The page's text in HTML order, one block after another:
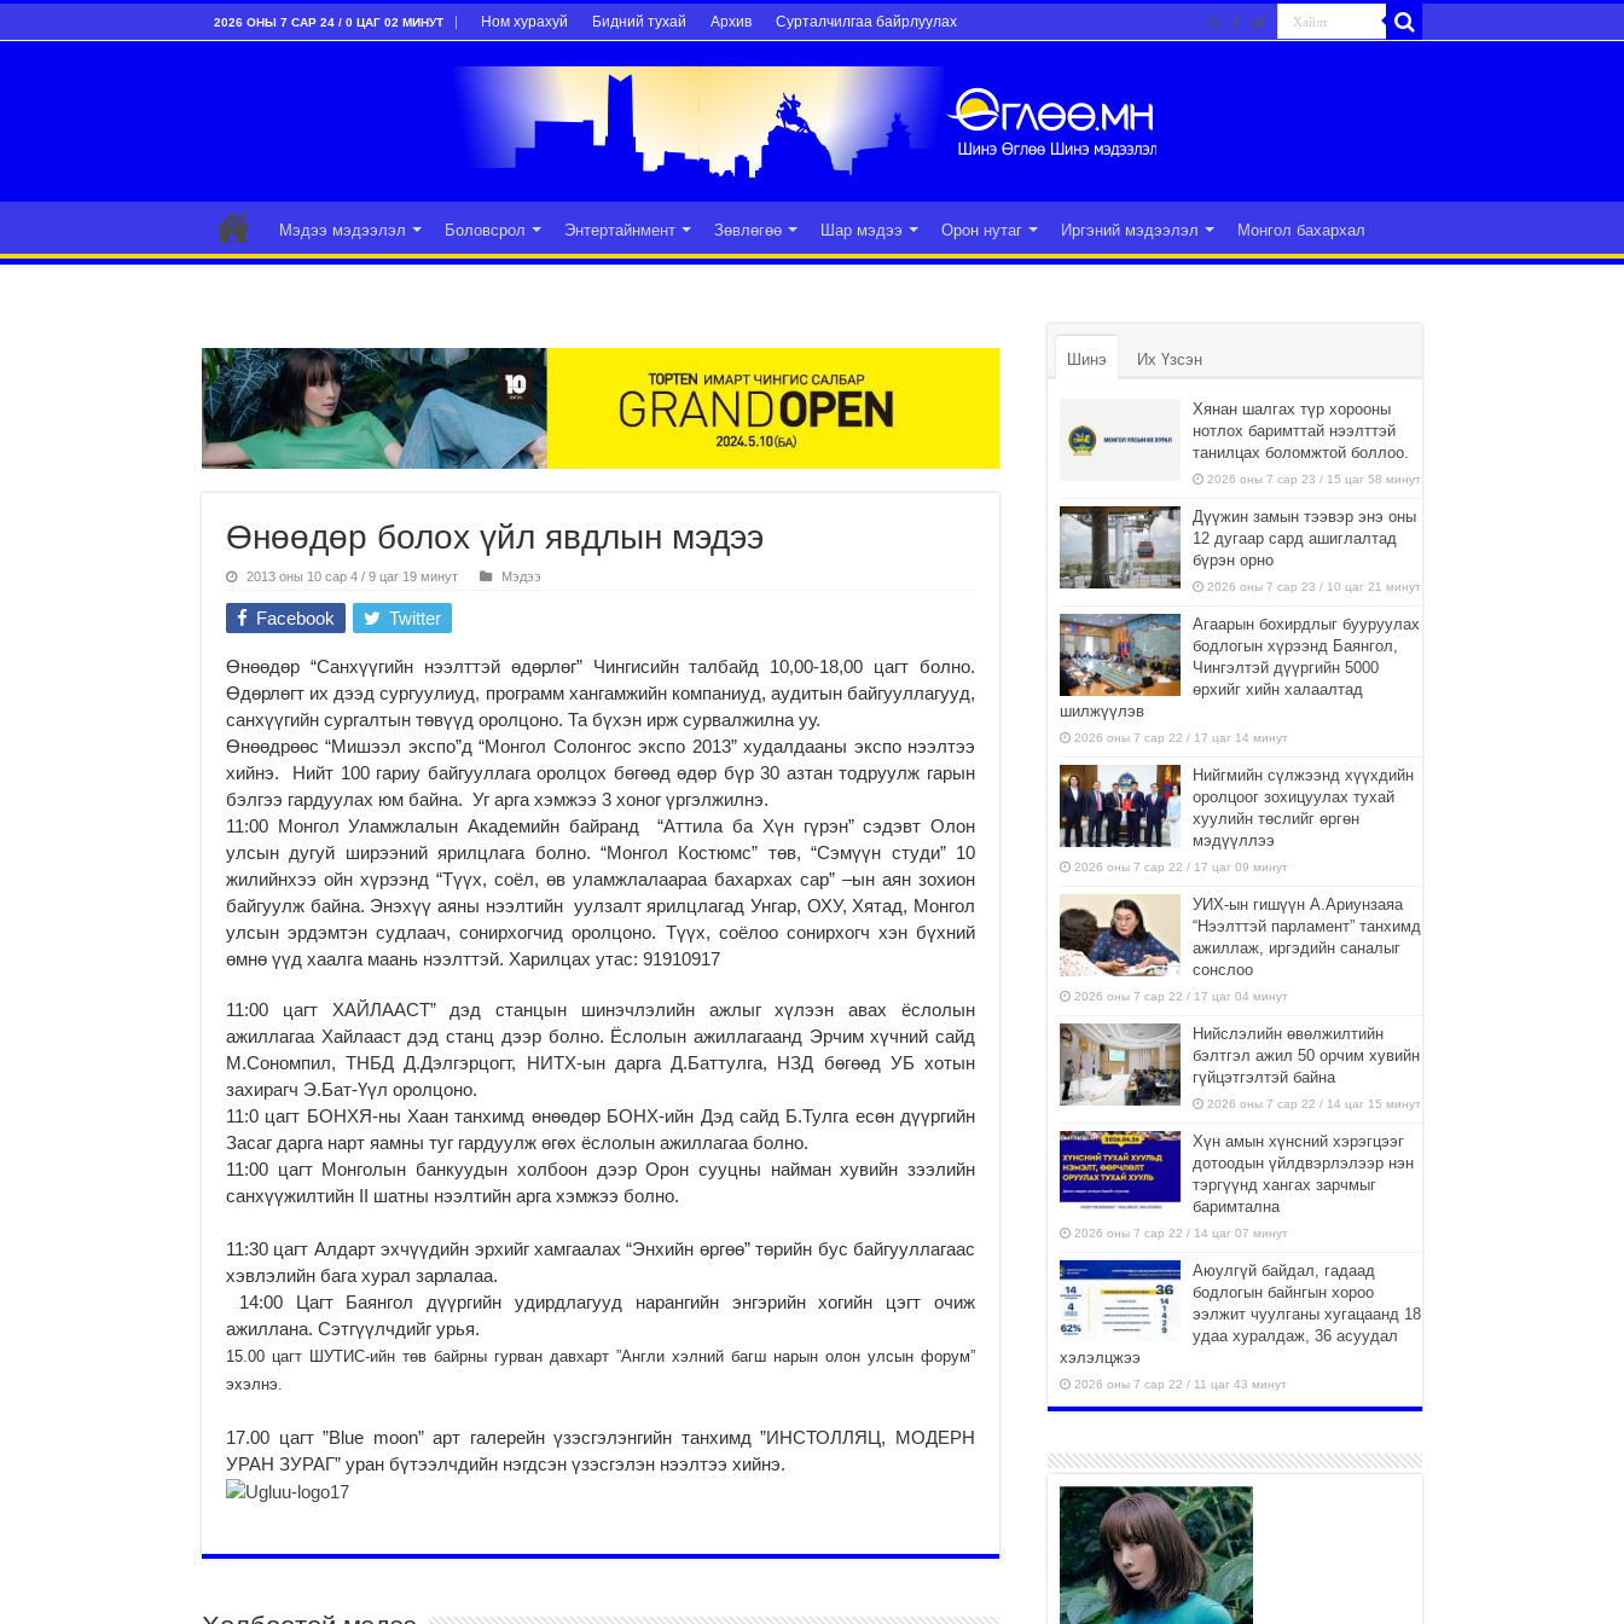
2026 ОНЫ 7 САР 24 / 0 ЦАГ 02 МИНУТ Ном хурахуй Бидний тухай Архив Сурталчилгаа байрлуулах
Мэдээ мэдээлэл Боловсрол Энтертайнмент Зөвлөгөө Шар мэдээ Орон нутаг Иргэний мэдээлэл Монгол бахархал
Өнөөдөр болох үйл явдлын мэдээ
2013 оны 10 сар 4 / 9 цаг 19 минут Мэдээ
Facebook Twitter
Өнөөдөр “Санхүүгийн нээлттэй өдөрлөг” Чингисийн талбайд 10,00-18,00 цагт болно.
Өдөрлөгт их дээд сургуулиуд, программ хангамжийн компаниуд, аудитын байгууллагууд,
санхүүгийн сургалтын төвүүд оролцоно. Та бүхэн ирж сурвалжилна уу.
Өнөөдрөөс “Мишээл экспо”д “Монгол Солонгос экспо 2013” худалдааны экспо нээлтээ
хийнэ. Нийт 100 гариу байгууллага оролцох бөгөөд өдөр бүр 30 азтан тодруулж гарын
бэлгээ гардуулах юм байна. Уг арга хэмжээ 3 хоног үргэлжилнэ.
11:00 Монгол Уламжлалын Академийн байранд “Аттила ба Хүн гүрэн” сэдэвт Олон
улсын дугуй ширээний ярилцлага болно. “Монгол Костюмс” төв, “Сэмүүн студи” 10
жилийнхээ ойн хүрээнд “Түүх, соёл, өв уламжлалаараа бахархах сар” –ын аян зохион
байгуулж байна. Энэхүү аяны нээлтийн уулзалт ярилцлагад Унгар, ОХУ, Хятад, Монгол
улсын эрдэмтэн судлаач, сонирхогчид оролцоно. Түүх, соёлоо сонирхогч хэн бүхний
өмнө үүд хаалга маань нээлттэй. Харилцах утас: 91910917
11:00 цагт ХАЙЛААСТ” дэд станцын шинэчлэлийн ажлыг хүлээн авах ёслолын
ажиллагаа Хайлааст дэд станц дээр болно. Ёслолын ажиллагаанд Эрчим хүчний сайд
М.Сономпил, ТНБД Д.Дэлгэрцогт, НИТХ-ын дарга Д.Баттулга, НЗД бөгөөд УБ хотын
захирагч Э.Бат-Үүл оролцоно.
11:0 цагт БОНХЯ-ны Хаан танхимд өнөөдөр БОНХ-ийн Дэд сайд Б.Тулга есөн дүүргийн
Засаг дарга нарт яамны туг гардуулж өгөх ёслолын ажиллагаа болно.
11:00 цагт Монголын банкуудын холбоон дээр Орон сууцны найман хувийн зээлийн
санхүүжилтийн II шатны нээлтийн арга хэмжээ болно.
11:30 цагт Алдарт эхчүүдийн эрхийг хамгаалах “Энхийн өргөө” төрийн бус байгууллагаас
хэвлэлийн бага хурал зарлалаа.
14:00 Цагт Баянгол дүүргийн удирдлагууд нарангийн энгэрийн хогийн цэгт очиж
ажиллана. Сэтгүүлчдийг урья.
15.00 цагт ШУТИС-ийн төв байрны гурван давхарт ”Англи хэлний багш нарын олон улсын форум”
эхэлнэ.
17.00 цагт ”Blue moon” арт галерейн үзэсгэлэнгийн танхимд ”ИНСТОЛЛЯЦ, МОДЕРН
УРАН ЗУРАГ” уран бүтээлчдийн нэгдсэн үзэсгэлэн нээлтээ хийнэ.
Шинэ Их Үзсэн
Хянан шалгах түр хорооны
нотлох баримттай нээлттэй
танилцах боломжтой боллоо.
2026 оны 7 сар 23 / 15 цаг 58 минут
Дүүжин замын тээвэр энэ оны
12 дугаар сард ашиглалтад
бүрэн орно
2026 оны 7 сар 23 / 10 цаг 21 минут
Агаарын бохирдлыг бууруулах
бодлогын хүрээнд Баянгол,
Чингэлтэй дүүргийн 5000
өрхийг хийн халаалтад
шилжүүлэв
2026 оны 7 сар 22 / 17 цаг 14 минут
Нийгмийн сүлжээнд хүүхдийн
оролцоог зохицуулах тухай
хуулийн төслийг өргөн
мэдүүллээ
2026 оны 7 сар 22 / 17 цаг 09 минут
УИХ-ын гишүүн А.Ариунзаяа
“Нээлттэй парламент” танхимд
ажиллаж, иргэдийн саналыг
сонслоо
2026 оны 7 сар 22 / 17 цаг 04 минут
Нийслэлийн өвөлжилтийн
бэлтгэл ажил 50 орчим хувийн
гүйцэтгэлтэй байна
2026 оны 7 сар 22 / 14 цаг 15 минут
Хүн амын хүнсний хэрэгцээг
дотоодын үйлдвэрлэлээр нэн
тэргүүнд хангах зарчмыг
баримтална
2026 оны 7 сар 22 / 14 цаг 07 минут
Аюулгүй байдал, гадаад
бодлогын байнгын хороо
ээлжит чуулганы хугацаанд 18
удаа хуралдаж, 36 асуудал
хэлэлцжээ
2026 оны 7 сар 22 / 11 цаг 43 минут
боломжтой-Хүүхэд хөгжүүлэх
төв” байгуулах төсөлд төр,
хувийн хэвшлийн түншлэлийн хүрээнд хамтран
ажиллахыг урьж байна
2026 оны 7 сар 22 / 9 цаг 28 минут
Б.Пүрэвдагва: “Урт цагаан”-ыг
залуучууд чөлөөт цагаа